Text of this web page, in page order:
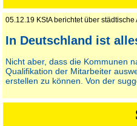
05.12.19 KStA berichtet über
In Deutschland ist
Nicht aber, dass die Kommunen
Qualifikation der Mitarbeiter
erstellen zu können. Von der